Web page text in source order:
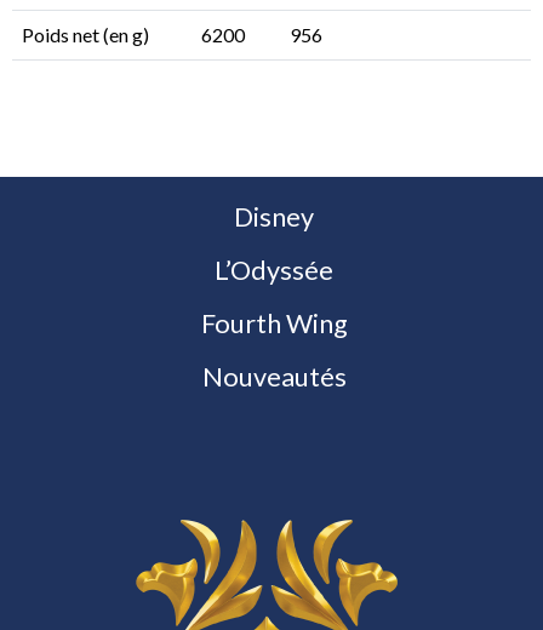
Poids net (en g) 6200 956
Disney
L’Odyssée
Fourth Wing
Nouveautés